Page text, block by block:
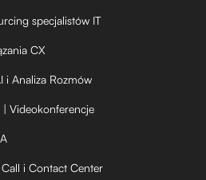
specjalistów IT
CX
i Analiza Rozmów
| Videokonferencje
Call i Contact Center